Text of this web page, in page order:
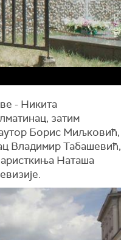
- Никита
затим
Борис Миљковић,
Владимир Табашевић,
Наташа